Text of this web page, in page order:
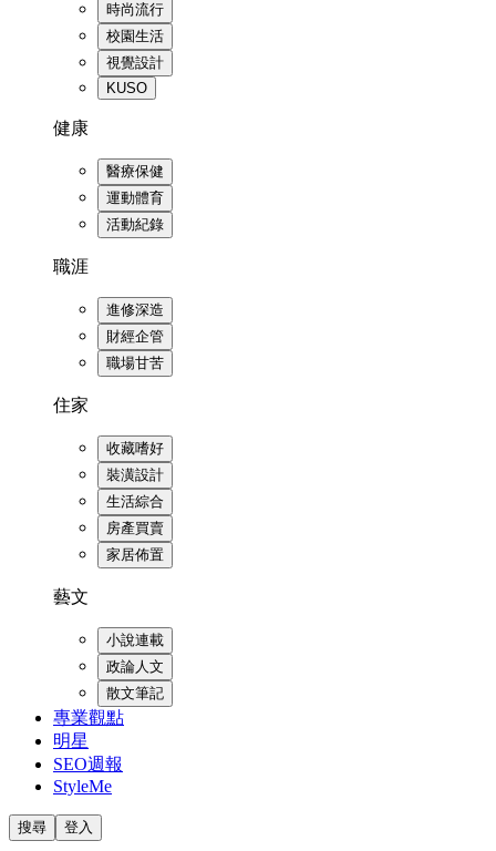
時尚流行
校園生活
視覺設計
KUSO
健康
醫療保健
運動體育
活動紀錄
職涯
進修深造
財經企管
職場甘苦
住家
收藏嗜好
裝潢設計
生活綜合
房產買賣
家居佈置
藝文
小說連載
政論人文
散文筆記
專業觀點
明星
SEO週報
StyleMe
搜尋 登入